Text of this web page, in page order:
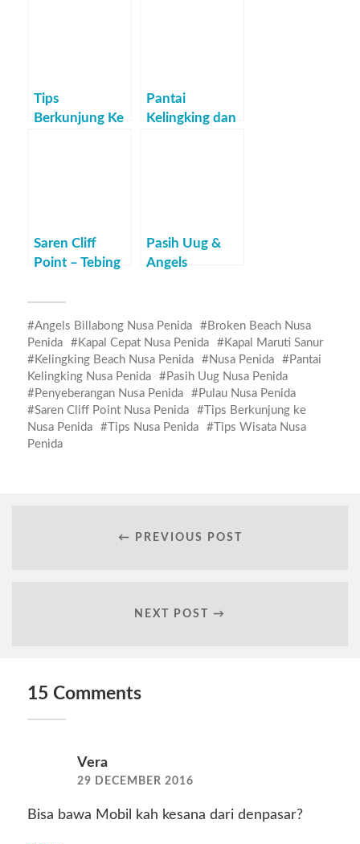
Tips
Berkunjung Ke
Pantai
Kelingking dan
Saren Cliff
Point – Tebing
Penida
Pasih Uug &
Angels
Angels Billabong Nusa Penida
Broken Beach Nusa
Penida
Kapal Cepat Nusa Penida
Kapal Maruti Sanur
Kelingking Beach Nusa Penida
Nusa Penida
Pantai
Kelingking Nusa Penida
Pasih Uug Nusa Penida
Penyeberangan Nusa Penida
Pulau Nusa Penida
Saren Cliff Point Nusa Penida
Tips Berkunjung ke
Nusa Penida
Tips Nusa Penida
Tips Wisata Nusa
Penida
← PREVIOUS POST
NEXT POST →
15 Comments
Vera
29 DECEMBER 2016
Bisa bawa Mobil kah kesana dari denpasar?